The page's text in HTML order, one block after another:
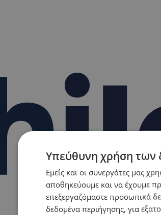
Υπεύθυνη χρήση των
Εμείς και οι συνεργάτες μας
αποθηκεύουμε και να έχουμε
επεξεργαζόμαστε προσωπικά
δεδομένα περιήγησης, για